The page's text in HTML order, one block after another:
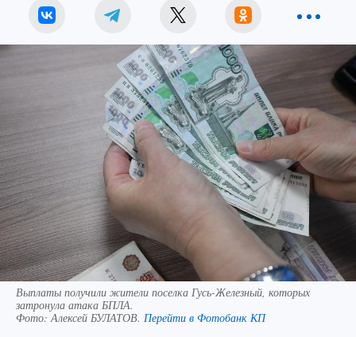
Выплаты получили жители поселка Гусь-Железный, которых
затронула атака БПЛА.
Фото: Алексей БУЛАТОВ. Перейти в Фотобанк КП